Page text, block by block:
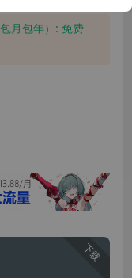
月包年）: 免费
下载